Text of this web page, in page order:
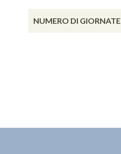
NUMERO DI GIORNATE